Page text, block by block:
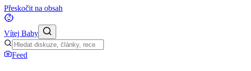
Přeskočit na obsah
Vítej Baby
Feed